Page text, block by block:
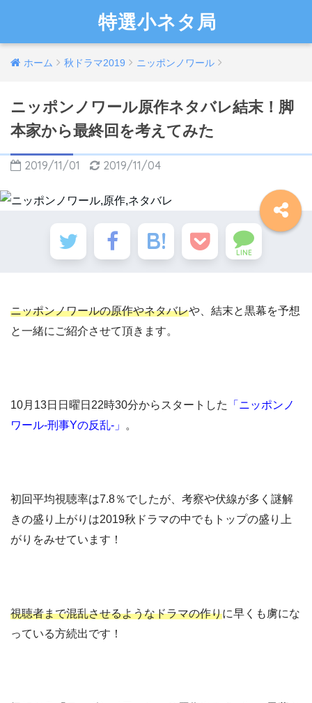
特選小ネタ局
ホーム 秋ドラマ2019 ニッポンノワール
ニッポンノワール原作ネタバレ結末！脚
本家から最終回を考えてみた
2019/11/01 2019/11/04
LINE
ニッポンノワールの原作やネタバレや、結末と黒幕を予想
と一緒にご紹介させて頂きます。
10月13日日曜日22時30分からスタートした
「ニッポンノ
ワール-刑事Yの反乱-」
。
初回平均視聴率は7.8％でしたが、考察や伏線が多く謎解
きの盛り上がりは2019秋ドラマの中でもトップの盛り上
がりをみせています！
視聴者まで混乱させるようなドラマの作りに早くも虜にな
っている方続出です！